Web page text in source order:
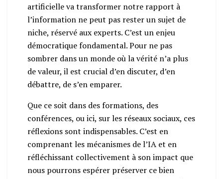
artificielle va transformer notre rapport à
l’information ne peut pas rester un sujet de
niche, réservé aux experts. C’est un enjeu
démocratique fondamental. Pour ne pas
sombrer dans un monde où la vérité n’a plus
de valeur, il est crucial d’en discuter, d’en
débattre, de s’en emparer.
Que ce soit dans des formations, des
conférences, ou ici, sur les réseaux sociaux, ces
réflexions sont indispensables. C’est en
comprenant les mécanismes de l’IA et en
réfléchissant collectivement à son impact que
nous pourrons espérer préserver ce bien